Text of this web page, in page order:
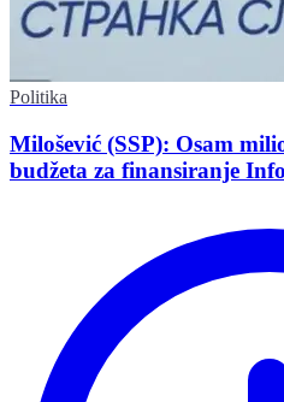
Politika
Milošević (SSP): Osam
budžeta za finansiranje